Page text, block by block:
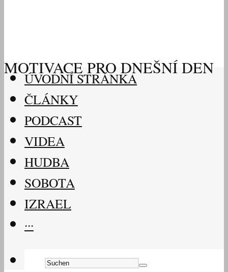
MOTIVACE PRO DNEŠNÍ DEN
ÚVODNÍ STRÁNKA
ČLÁNKY
PODCAST
VIDEA
HUDBA
SOBOTA
IZRAEL
···